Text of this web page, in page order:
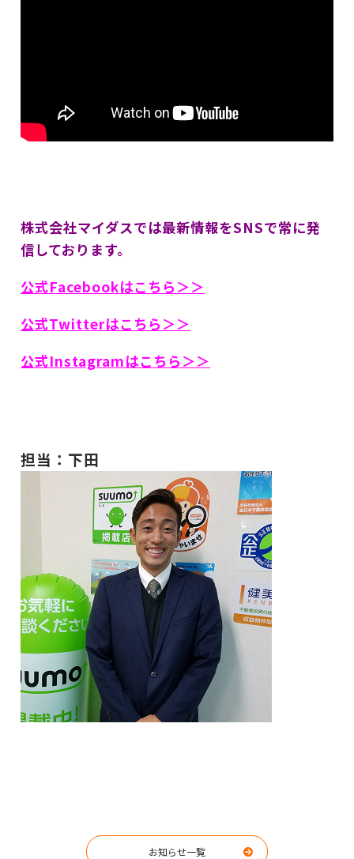
株式会社マイダスでは最新情報をSNSで常に発
信しております。
公式Facebookはこちら＞＞
公式Twitterはこちら＞＞
公式Instagramはこちら＞＞
担当：下田
お知らせ一覧